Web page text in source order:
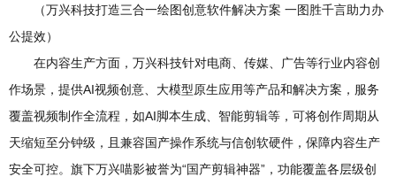
（万兴科技打造三合一绘图创意软件解决方案 一图胜千言助力办
公提效）
在内容生产方面，万兴科技针对电商、传媒、广告等行业内容创
作场景，提供AI视频创意、大模型原生应用等产品和解决方案，服务
覆盖视频制作全流程，如AI脚本生成、智能剪辑等，可将创作周期从
天缩短至分钟级，且兼容国产操作系统与信创软硬件，保障内容生产
安全可控。旗下万兴喵影被誉为“国产剪辑神器”，功能覆盖各层级创